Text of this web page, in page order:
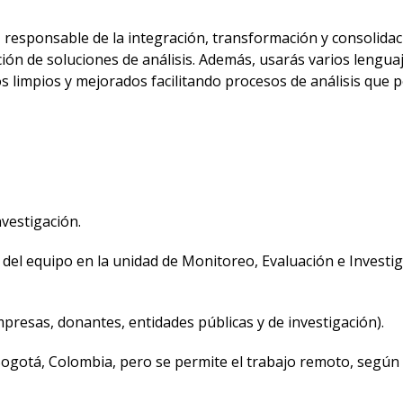
de la integración, transformación y
de soluciones de análisis. Además, usarás varios
y mejorados facilitando procesos de análisis que
equipo en la unidad de Monitoreo, Evaluación e
donantes, entidades públicas y de investigación).
Colombia, pero se permite el trabajo remoto,